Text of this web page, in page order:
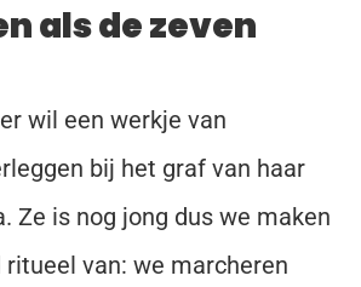
als de zeven
wil een werkje van
bij het graf van haar
Ze is nog jong dus we maken
ritueel van: we marcheren